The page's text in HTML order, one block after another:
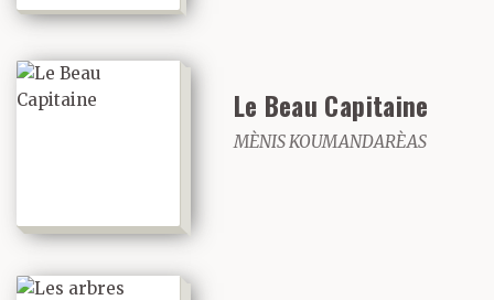
Le Beau Capitaine
MÈNIS KOUMANDARÈAS